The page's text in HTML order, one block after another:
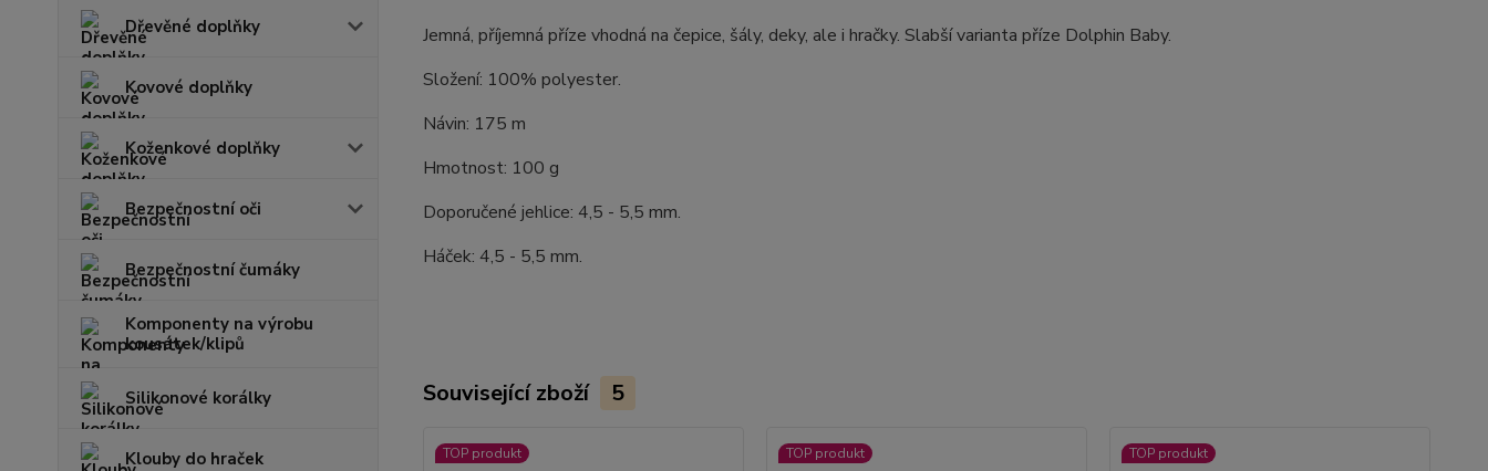
Dřevěné doplňky
Kovové doplňky
Koženkové doplňky
Bezpečnostní oči
Bezpečnostní čumáky
Komponenty na výrobu
kousátek/klipů
Silikonové korálky
Klouby do hraček
Jemná, příjemná příze vhodná na čepice, šály, deky, ale i hračky. Slabší varianta příze Dolphin Baby.
Složení: 100% polyester.
Návin: 175 m
Hmotnost: 100 g
Doporučené jehlice: 4,5 - 5,5 mm.
Háček: 4,5 - 5,5 mm.
Související zboží 5
TOP produkt TOP produkt TOP produkt